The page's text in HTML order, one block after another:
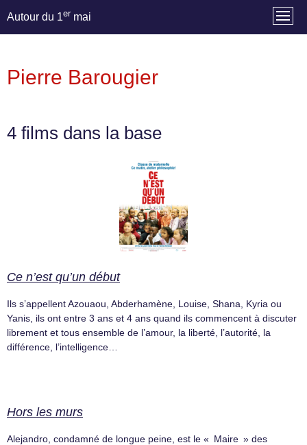
Autour du 1er mai
Pierre Barougier
4 films dans la base
Ce n’est qu’un début
Ils s’appellent Azouaou, Abderhamène, Louise, Shana, Kyria ou
Yanis, ils ont entre 3 ans et 4 ans quand ils commencent à discuter
librement et tous ensemble de l’amour, la liberté, l’autorité, la
différence, l’intelligence…
Hors les murs
Alejandro, condamné de longue peine, est le « Maire » des